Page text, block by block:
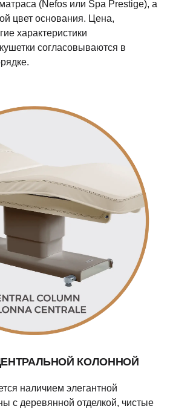
(Nefos или Spa Prestige), а
цвет основания. Цена,
характеристики
согласовываются в
КОЛОННОЙ
наличием элегантной
с деревянной отделкой, чистые